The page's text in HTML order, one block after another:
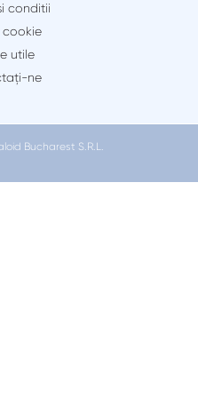
conditii
cookie
utile
ne
Bucharest S.R.L.